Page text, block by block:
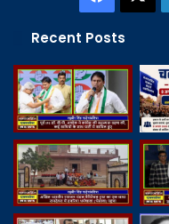
Recent Posts